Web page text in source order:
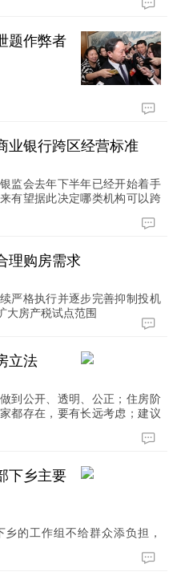
题作弊者
业银行跨区经营标准
监会去年下半年已经开始着手
有望据此决定哪类机构可以跨
理购房需求
严格执行并逐步完善抑制投机
大房产税试点范围
立法
到公开、透明、公正；住房阶
都存在，要有长远考虑；建议
下乡主要
的工作组不给群众添负担，